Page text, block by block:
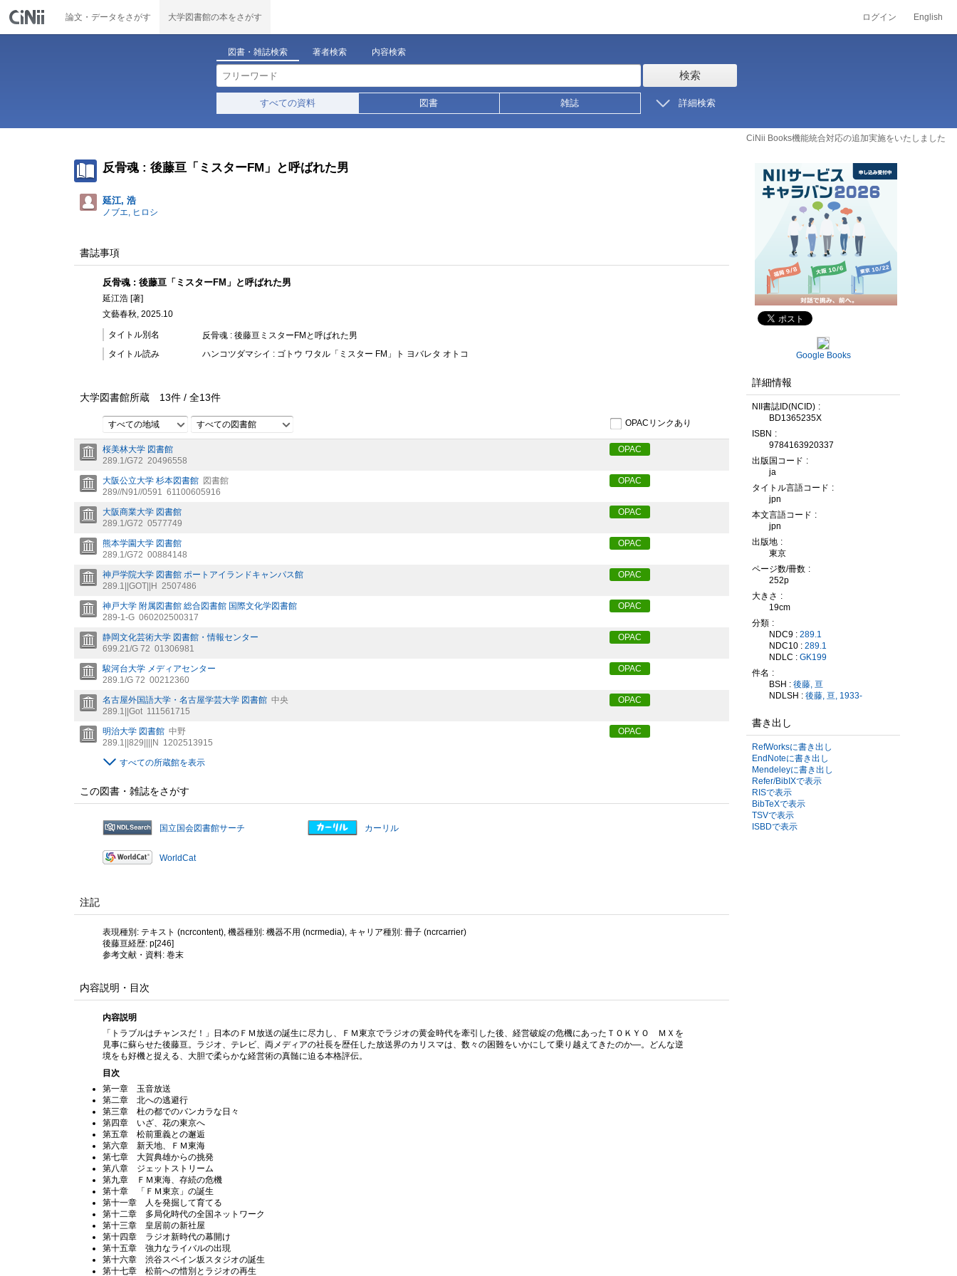
論文・データをさがす 大学図書館の本をさがす ログイン English
図書・雑誌検索 著者検索 内容検索
検索
すべての資料 図書 雑誌 詳細検索
CiNii Books機能統合対応の追加実施をいたしました
反骨魂 : 後藤亘「ミスターFM」と呼ばれた男
延江, 浩
ノブエ, ヒロシ
書誌事項
反骨魂 : 後藤亘「ミスターFM」と呼ばれた男
延江浩 [著]
文藝春秋, 2025.10
タイトル別名
反骨魂 : 後藤亘ミスターFMと呼ばれた男
タイトル読み
ハンコツダマシイ : ゴトウ ワタル「ミスター FM」ト ヨバレタ オトコ
大学図書館所蔵 13件 / 全13件
すべての地域 すべての図書館 OPACリンクあり
桜美林大学 図書館
289.1/G72 20496558
OPAC
大阪公立大学 杉本図書館 図書館
289//N91//0591 61100605916
OPAC
大阪商業大学 図書館
289.1/G72 0577749
OPAC
熊本学園大学 図書館
289.1/G72 00884148
OPAC
神戸学院大学 図書館 ポートアイランドキャンパス館
289.1||GOT||H 2507486
OPAC
神戸大学 附属図書館 総合図書館 国際文化学図書館
289-1-G 060202500317
OPAC
静岡文化芸術大学 図書館・情報センター
699.21/G 72 01306981
OPAC
駿河台大学 メディアセンター
289.1/G 72 00212360
OPAC
名古屋外国語大学・名古屋学芸大学 図書館 中央
289.1||Got 111561715
OPAC
明治大学 図書館 中野
289.1||829||||N
1202513915
OPAC
すべての所蔵館を表示
この図書・雑誌をさがす
国立国会図書館サーチ カーリル
WorldCat
注記
表現種別: テキスト (ncrcontent), 機器種別: 機器不用 (ncrmedia), キャリア種別: 冊子 (ncrcarrier)
後藤亘経歴: p[246]
参考文献・資料: 巻末
内容説明・目次
内容説明
「トラブルはチャンスだ！」日本のＦＭ放送の誕生に尽力し、ＦＭ東京でラジオの黄金時代を牽引した後、経営破綻の危機にあったＴＯＫＹＯ ＭＸを
見事に蘇らせた後藤亘。ラジオ、テレビ、両メディアの社長を歴任した放送界のカリスマは、数々の困難をいかにして乗り越えてきたのか―。どんな逆
境をも好機と捉える、大胆で柔らかな経営術の真髄に迫る本格評伝。
目次
第一章 玉音放送
第二章 北への逃避行
第三章 杜の都でのバンカラな日々
第四章 いざ、花の東京へ
第五章 松前重義との邂逅
第六章 新天地、ＦＭ東海
第七章 大賀典雄からの挑発
第八章 ジェットストリーム
第九章 ＦＭ東海、存続の危機
第十章 「ＦＭ東京」の誕生
第十一章 人を発掘して育てる
第十二章 多局化時代の全国ネットワーク
第十三章 皇居前の新社屋
第十四章 ラジオ新時代の幕開け
第十五章 強力なライバルの出現
第十六章 渋谷スペイン坂スタジオの誕生
第十七章 松前への惜別とラジオの再生
Google Books
詳細情報
NII書誌ID(NCID)
BD1365235X
ISBN
9784163920337
出版国コード
ja
タイトル言語コード
jpn
本文言語コード
jpn
出版地
東京
ページ数/冊数
252p
大きさ
19cm
分類
NDC9 : 289.1
NDC10 : 289.1
NDLC : GK199
件名
BSH : 後藤, 亘
NDLSH : 後藤, 亘, 1933-
書き出し
RefWorksに書き出し
EndNoteに書き出し
Mendeleyに書き出し
Refer/BibIXで表示
RISで表示
BibTeXで表示
TSVで表示
ISBDで表示